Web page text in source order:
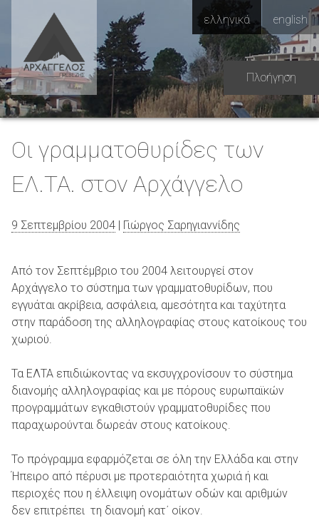
content
ελληνικά english
Πλοήγηση
Οι γραμματοθυρίδες των
ΕΛ.ΤΑ. στον Αρχάγγελο
9 Σεπτεμβρίου 2004 | Γιώργος Σαρηγιαννίδης
Από τον Σεπτέμβριο του 2004 λειτουργεί στον
Αρχάγγελο το σύστημα των γραμματοθυρίδων, που
εγγυάται ακρίβεια, ασφάλεια, αμεσότητα και ταχύτητα
στην παράδοση της αλληλογραφίας στους κατοίκους του
χωριού.
Τα ΕΛΤΑ επιδιώκοντας να εκσυγχρονίσουν το σύστημα
διανομής αλληλογραφίας και με πόρους ευρωπαϊκών
προγραμμάτων εγκαθιστούν γραμματοθυρίδες που
παραχωρούνται δωρεάν στους κατοίκους.
Το πρόγραμμα εφαρμόζεται σε όλη την Ελλάδα και στην
Ήπειρο από πέρυσι με προτεραιότητα χωριά ή και
περιοχές που η έλλειψη ονομάτων οδών και αριθμών
δεν επιτρέπει τη διανομή κατ΄ οίκον.